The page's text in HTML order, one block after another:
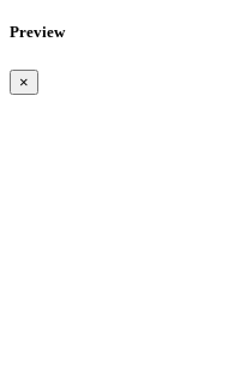
Preview
×